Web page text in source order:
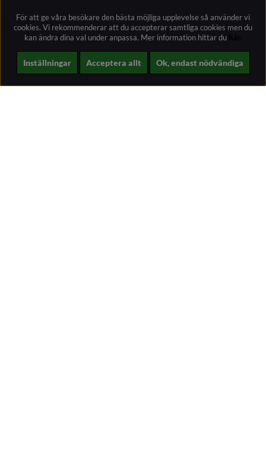
För att ge våra besökare den bästa möjliga upplevelse så använder vi
cookies. Vi rekommenderar att du accepterar samtliga cookies men du
kan ändra dina val under anpassa. Mer information hittar du
Inställningar Acceptera allt Ok, endast nödvändiga